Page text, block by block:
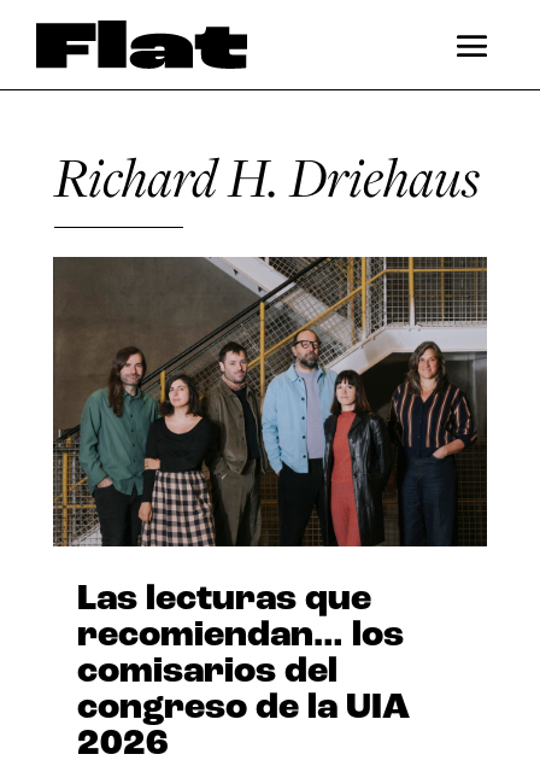
Richard H. Driehaus
Las lecturas que
recomiendan… los
comisarios del
congreso de la UIA
2026